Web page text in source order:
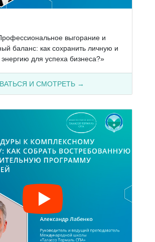
выгорание и
баланс: как сохранить личную и
для успеха бизнеса?»
И СМОТРЕТЬ →